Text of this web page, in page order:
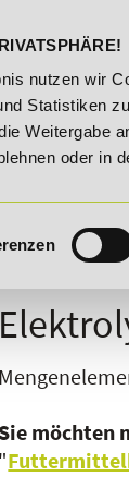
nutzen wir
Statistiken
Weitergabe
oder in
20% Rabatt
K L
Sie möchten
"